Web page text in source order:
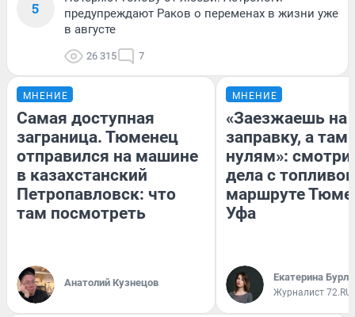
5
предупреждают Раков о переменах в жизни уже
в августе
26 315 7
МНЕНИЕ
Самая доступная
заграница. Тюменец
отправился на машине
в казахстанский
Петропавловск: что
там посмотреть
Анатолий Кузнецов
МНЕНИЕ
«Заезжаешь на
заправку, а там
нулям»:
дела с
маршруте
Уфа
Екатерина
Журналист 72.RU